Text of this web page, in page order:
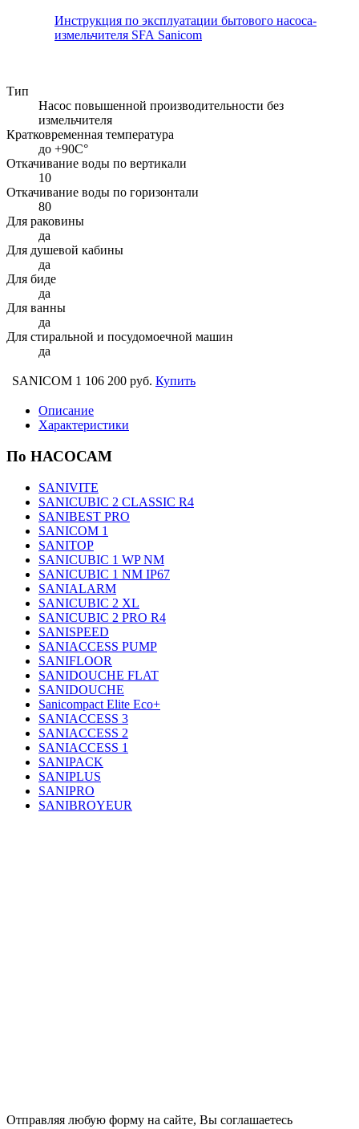
Инструкция по эксплуатации бытового насоса-
измельчителя SFA Sanicom
Тип
Насос повышенной производительности без
измельчителя
Кратковременная температура
до +90С°
Откачивание воды по вертикали
10
Откачивание воды по горизонтали
80
Для раковины
да
Для душевой кабины
да
Для биде
да
Для ванны
да
Для стиральной и посудомоечной машин
да
SANICOM 1 106 200 руб. Купить
Описание
Характеристики
По НАСОСАМ
SANIVITE
SANICUBIC 2 CLASSIC R4
SANIBEST PRO
SANICOM 1
SANITOP
SANICUBIC 1 WP NM
SANICUBIC 1 NM IP67
SANIALARM
SANICUBIC 2 XL
SANICUBIC 2 PRO R4
SANISPEED
SANIACCESS PUMP
SANIFLOOR
SANIDOUCHE FLAT
SANIDOUCHE
Sanicompact Elite Eco+
SANIACCESS 3
SANIACCESS 2
SANIACCESS 1
SANIPACK
SANIPLUS
SANIPRO
SANIBROYEUR
Отправляя любую форму на сайте, Вы соглашаетесь